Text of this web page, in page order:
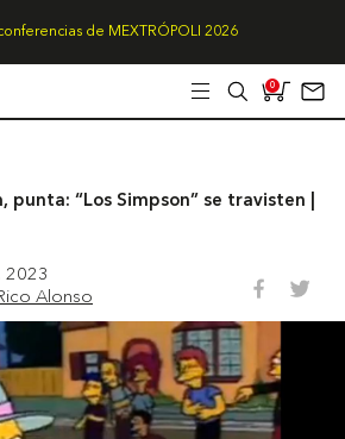
de MEXTRÓPOLI 2026
0
punta: “Los Simpson” se travisten |
2023
Alonso